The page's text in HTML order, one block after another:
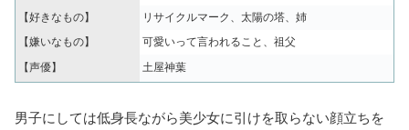
【好きなもの】
リサイクルマーク、太陽の塔、姉
【嫌いなもの】
可愛いって言われること、祖父
【声優】
土屋神葉
男子にしては低身長ながら美少女に引けを取らない顔立ちを